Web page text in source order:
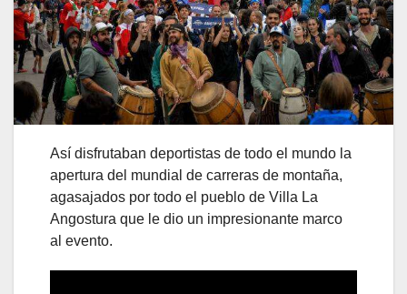
Así disfrutaban deportistas de todo el mundo la
apertura del mundial de carreras de montaña,
agasajados por todo el pueblo de Villa La
Angostura que le dio un impresionante marco
al evento.